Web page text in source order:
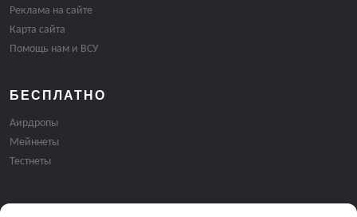
Реклама на сайте
Карта сайта
Помощь нам и ВСУ
БЕСПЛАТНО
Аирдропы
Мейннеты
Тестнеты